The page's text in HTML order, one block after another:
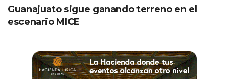
Guanajuato sigue ganando terreno en el
escenario MICE